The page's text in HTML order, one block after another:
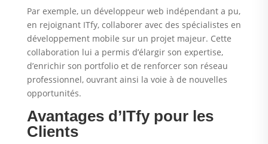
Par exemple, un développeur web indépendant a pu,
en rejoignant ITfy, collaborer avec des spécialistes en
développement mobile sur un projet majeur. Cette
collaboration lui a permis d’élargir son expertise,
d’enrichir son portfolio et de renforcer son réseau
professionnel, ouvrant ainsi la voie à de nouvelles
opportunités.
Avantages d’ITfy pour les
Clients